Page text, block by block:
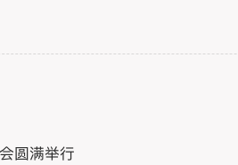
圆满举行